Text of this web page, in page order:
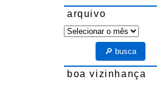
arquivo
arquivo
🔎 busca
boa vizinhança